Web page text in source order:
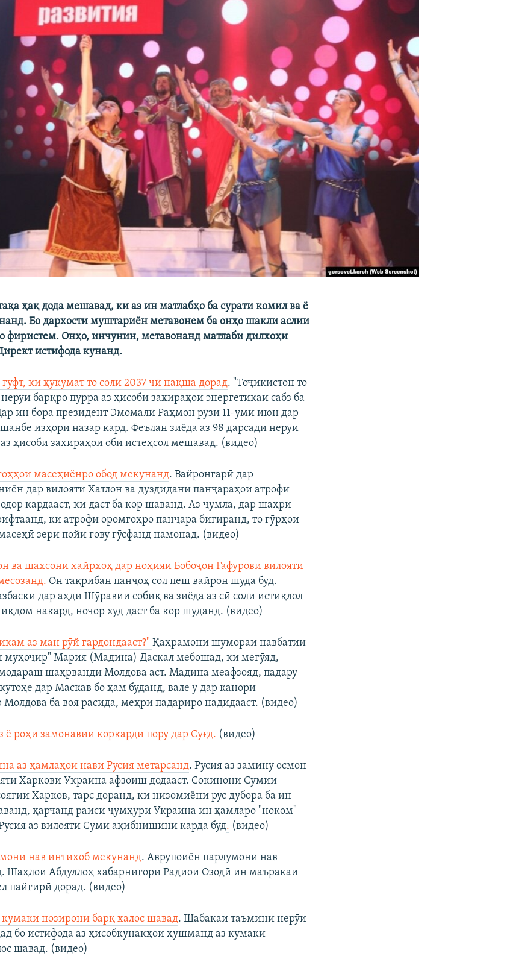
ҳақ дода мешавад, ки аз ин матлабҳо ба сурати комил ва ё
Бо дархости муштариён метавонем ба онҳо шакли аслии
фиристем. Онҳо, инчунин, метавонанд матлаби дилхоҳи
истифода кунанд.
ки ҳукумат то соли 2037 чӣ нақша дорад. "Тоҷикистон то
барқро пурра аз ҳисоби захираҳои энергетикаи сабз ба
ин бора президент Эмомалӣ Раҳмон рӯзи 11-уми июн дар
изҳори назар кард. Феълан зиёда аз 98 дарсади нерӯи
ҳисоби захираҳои обӣ истеҳсол мешавад. (видео)
масеҳиёнро обод мекунанд. Вайронгарӣ дар
дар вилояти Хатлон ва дуздидани панҷараҳои атрофи
кардааст, ки даст ба кор шаванд. Аз ҷумла, дар шаҳри
ки атрофи оромгоҳро панҷара бигиранд, то гӯрҳои
зери пойи гову гӯсфанд намонад. (видео)
ва шахсони хайрхоҳ дар ноҳияи Бобоҷон Ғафурови вилояти
Он тақрибан панҷоҳ сол пеш вайрон шуда буд.
дар аҳди Шӯравии собиқ ва зиёда аз сӣ соли истиқлол
иқдом накард, ночор худ даст ба кор шуданд. (видео)
аз ман рӯй гардондааст?" Қаҳрамони шумораи навбатии
муҳоҷир" Мария (Мадина) Даскал мебошад, ки мегӯяд,
шаҳрванди Молдова аст. Мадина меафзояд, падару
дар Маскав бо ҳам буданд, вале ӯ дар канори
ба воя расида, меҳри падариро надидааст. (видео)
ё роҳи замонавии коркарди пору дар Суғд. (видео)
аз ҳамлаҳои нави Русия метарсанд. Русия аз замину осмон
Харкови Украина афзоиш додааст. Сокинони Сумии
Харков, тарс доранд, ки низомиёни рус дубора ба ин
ҳарчанд раиси ҷумҳури Украина ин ҳамларо "ноком"
аз вилояти Суми ақибнишинӣ карда буд. (видео)
нав интихоб мекунанд. Аврупоиён парлумони нав
Шаҳлои Абдуллоҳ хабарнигори Радиои Озодӣ ин маъракаи
пайгирӣ дорад. (видео)
кумаки нозирони барқ халос шавад. Шабакаи таъмини нерӯи
бо истифода аз ҳисобкунакҳои ҳушманд аз кумаки
шавад. (видео)